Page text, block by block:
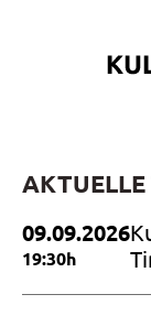
09.09.2026
19:30h